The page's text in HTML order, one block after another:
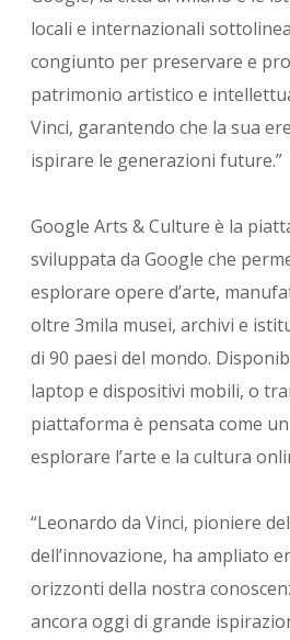
locali e internazionali
congiunto per preservare e
patrimonio artistico e
Vinci, garantendo che la sua
ispirare le generazioni future.”
Google Arts & Culture è la
sviluppata da Google che
esplorare opere d’arte,
oltre 3mila musei, archivi e
di 90 paesi del mondo.
laptop e dispositivi mobili, o
piattaforma è pensata come
esplorare l’arte e la cultura
“Leonardo da Vinci, pioniere
dell’innovazione, ha ampliato
orizzonti della nostra
ancora oggi di grande